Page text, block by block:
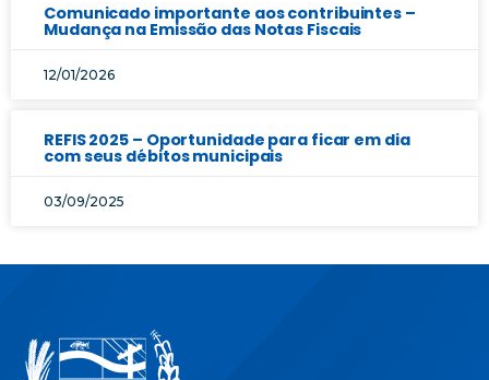
Comunicado importante aos contribuintes –
Mudança na Emissão das Notas Fiscais
12/01/2026
REFIS 2025 – Oportunidade para ficar em dia
com seus débitos municipais
03/09/2025